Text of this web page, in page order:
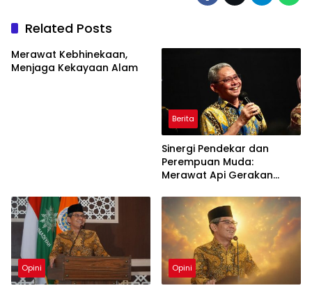
Related Posts
Merawat Kebhinekaan,
Menjaga Kekayaan Alam
Berita
Sinergi Pendekar dan
Perempuan Muda:
Merawat Api Gerakan
Opini Opini